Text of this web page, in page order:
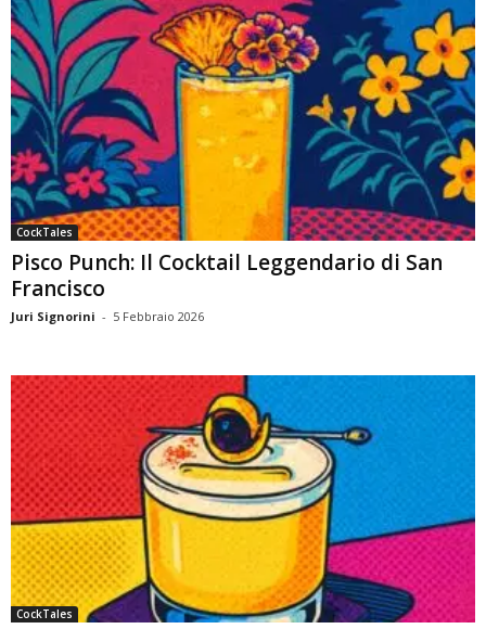
CockTales
Pisco Punch: Il Cocktail Leggendario di San
Francisco
Juri Signorini - 5 Febbraio 2026
CockTales